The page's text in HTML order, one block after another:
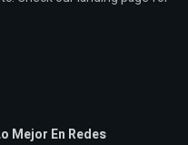
Mejor En Redes